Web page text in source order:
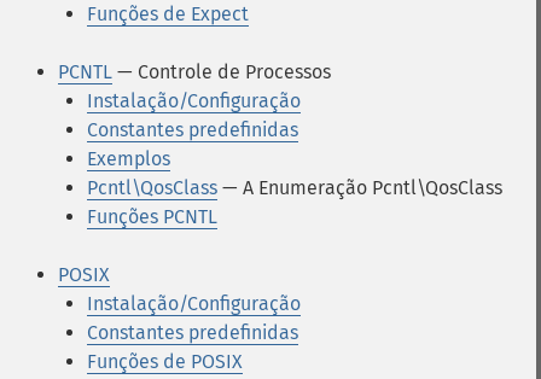
Funções de Expect
PCNTL — Controle de Processos
Instalação/Configuração
Constantes predefinidas
Exemplos
Pcntl\QosClass — A Enumeração Pcntl\QosClass
Funções PCNTL
POSIX
Instalação/Configuração
Constantes predefinidas
Funções de POSIX